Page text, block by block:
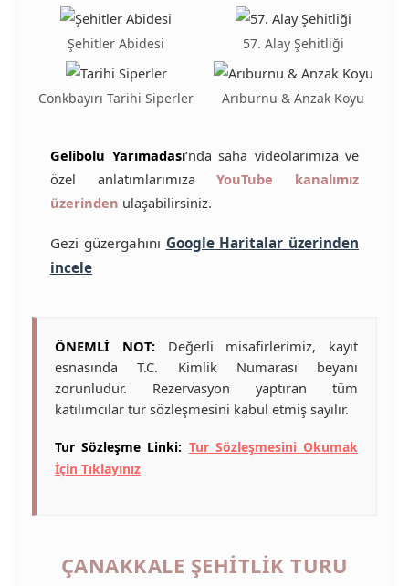
Şehitler Abidesi 57. Alay Şehitliği
Conkbayırı Tarihi Siperler Arıburnu & Anzak Koyu
Gelibolu Yarımadası‘nda saha videolarımıza ve
özel anlatımlarımızaYouTube kanalımız
üzerinden ulaşabilirsiniz.
Gezi güzergahını Google Haritalar üzerinden
incele
ÖNEMLİ NOT:Değerli misafirlerimiz, kayıt
esnasında T.C. Kimlik Numarası beyanı
zorunludur. Rezervasyon yaptıran tüm
katılımcılar tur sözleşmesini kabul etmiş sayılır.
Tur Sözleşme Linki: Tur Sözleşmesini Okumak
İçin Tıklayınız
ÇANAKKALE ŞEHITLIK TURU